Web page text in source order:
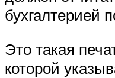
бухгалтерией
Это такая
которой